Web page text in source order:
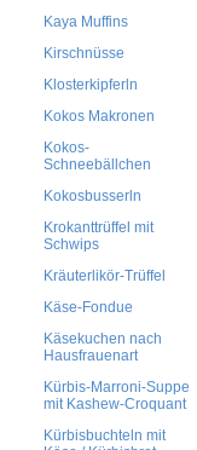
Kaya Muffins
Kirschnüsse
Klosterkipferln
Kokos Makronen
Kokos-
Schneebällchen
Kokosbusserln
Krokanttrüffel mit
Schwips
Kräuterlikör-Trüffel
Käse-Fondue
Käsekuchen nach
Hausfrauenart
Kürbis-Marroni-Suppe
mit Kashew-Croquant
Kürbisbuchteln mit